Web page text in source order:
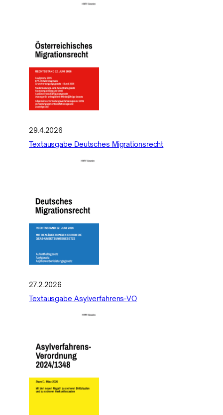
29.4.2026
Textausgabe Deutsches Migrationsrecht
27.2.2026
Textausgabe Asylverfahrens-VO